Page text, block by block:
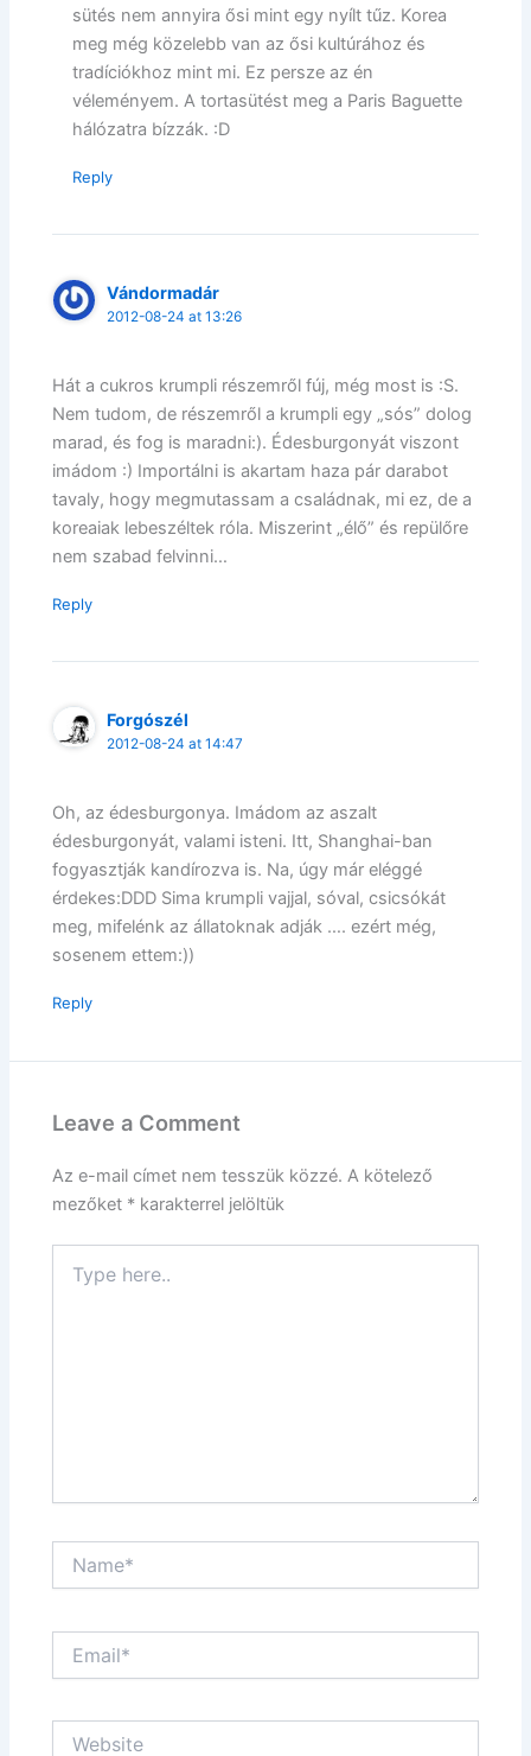
sütés nem annyira ősi mint egy nyílt tűz. Korea
meg még közelebb van az ősi kultúrához és
tradíciókhoz mint mi. Ez persze az én
véleményem. A tortasütést meg a Paris Baguette
hálózatra bízzák. :D
Reply
Vándormadár
2012-08-24 at 13:26
Hát a cukros krumpli részemről fúj, még most is :S.
Nem tudom, de részemről a krumpli egy „sós” dolog
marad, és fog is maradni:). Édesburgonyát viszont
imádom :) Importálni is akartam haza pár darabot
tavaly, hogy megmutassam a családnak, mi ez, de a
koreaiak lebeszéltek róla. Miszerint „élő” és repülőre
nem szabad felvinni…
Reply
Forgószél
2012-08-24 at 14:47
Oh, az édesburgonya. Imádom az aszalt
édesburgonyát, valami isteni. Itt, Shanghai-ban
fogyasztják kandírozva is. Na, úgy már eléggé
érdekes:DDD Sima krumpli vajjal, sóval, csicsókát
meg, mifelénk az állatoknak adják …. ezért még,
sosenem ettem:))
Reply
Leave a Comment
Az e-mail címet nem tesszük közzé. A kötelező
mezőket * karakterrel jelöltük
here..